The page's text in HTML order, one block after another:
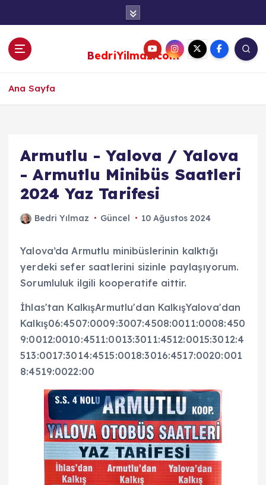
BedriYilmaz.com
Ana Sayfa
Armutlu - Yalova / Yalova
- Armutlu Minibüs Saatleri
2024 Yaz Tarifesi
Bedri Yılmaz Güncel 10 Ağustos 2024
Yalova’da Armutlu minibüslerinin kalktığı
yerdeki sefer saatlerini sizinle paylaşıyorum.
Sorumluluk ilgili kooperatife aittir.
İhlas'tan KalkışArmutlu'dan KalkışYalova'dan
Kalkış06:4507:0009:3007:4508:0011:0008:450
9:0012:0010:4511:0013:3011:4512:0015:3012:4
513:0017:3014:4515:0018:3016:4517:0020:001
8:4519:0022:00